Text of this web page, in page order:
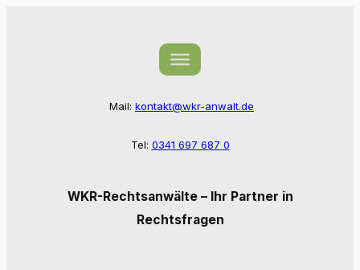
Mail: kontakt@wkr-anwalt.de
Tel: 0341 697 687 0
WKR-Rechtsanwälte – Ihr Partner in
Rechtsfragen